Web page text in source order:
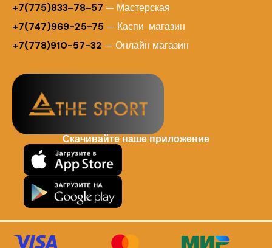
+7(775)833‒78‒57 — Мастерская
+7(747)969-25-75 — Каспи магазин
+7(778)910-57-32 — Онлайн магазин
Скачивайте наше приложение